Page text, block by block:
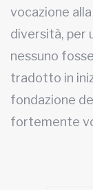
vocazione
diversità, per
nessuno
tradotto in
fondazione
fortemente